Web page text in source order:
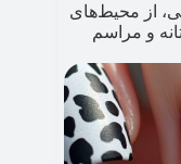
از محیط‌های
و مراسم